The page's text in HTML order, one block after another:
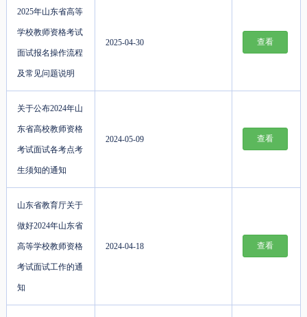
2025年山东省高等
学校教师资格考试
面试报名操作流程
及常见问题说明
2025-04-30 查看
关于公布2024年山
东省高校教师资格
考试面试各考点考
生须知的通知
2024-05-09 查看
山东省教育厅关于
做好2024年山东省
高等学校教师资格
考试面试工作的通
知
2024-04-18 查看